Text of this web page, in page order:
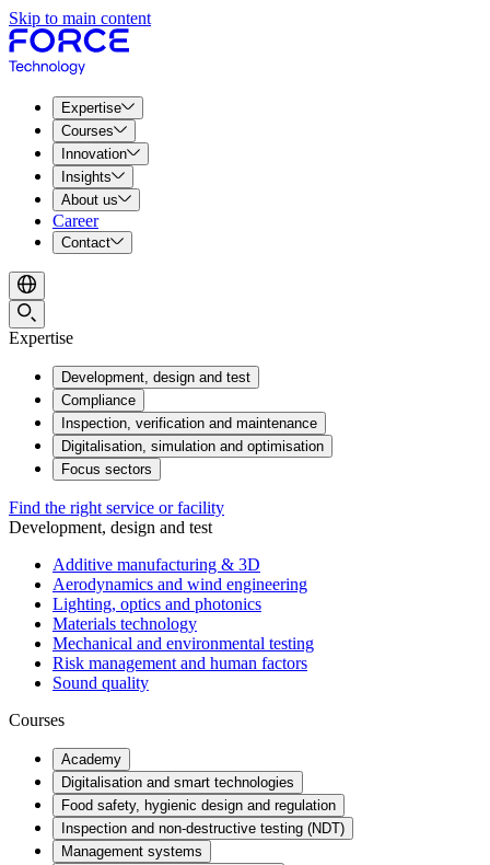
Skip to main content
Expertise
Courses
Innovation
Insights
About us
Career
Contact
Expertise
Development, design and test
Compliance
Inspection, verification and maintenance
Digitalisation, simulation and optimisation
Focus sectors
Find the right service or facility
Development, design and test
Additive manufacturing & 3D
Aerodynamics and wind engineering
Lighting, optics and photonics
Materials technology
Mechanical and environmental testing
Risk management and human factors
Sound quality
Courses
Academy
Digitalisation and smart technologies
Food safety, hygienic design and regulation
Inspection and non-destructive testing (NDT)
Management systems